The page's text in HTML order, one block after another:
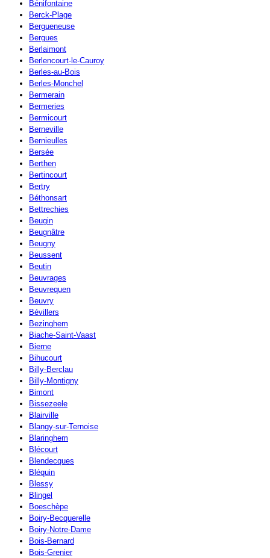
Bénifontaine
Berck-Plage
Bergueneuse
Bergues
Berlaimont
Berlencourt-le-Cauroy
Berles-au-Bois
Berles-Monchel
Bermerain
Bermeries
Bermicourt
Berneville
Bernieulles
Bersée
Berthen
Bertincourt
Bertry
Béthonsart
Bettrechies
Beugin
Beugnâtre
Beugny
Beussent
Beutin
Beuvrages
Beuvrequen
Beuvry
Bévillers
Bezinghem
Biache-Saint-Vaast
Bierne
Bihucourt
Billy-Berclau
Billy-Montigny
Bimont
Bissezeele
Blairville
Blangy-sur-Ternoise
Blaringhem
Blécourt
Blendecques
Bléquin
Blessy
Blingel
Boeschèpe
Boiry-Becquerelle
Boiry-Notre-Dame
Bois-Bernard
Bois-Grenier